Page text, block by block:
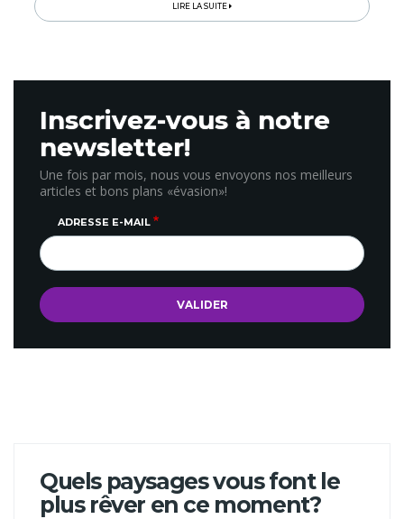
LIRE LA SUITE
Inscrivez-vous à notre
newsletter!
Une fois par mois, nous vous envoyons nos meilleurs
articles et bons plans «évasion»!
ADRESSE E-MAIL
Quels paysages vous font le
plus rêver en ce moment?